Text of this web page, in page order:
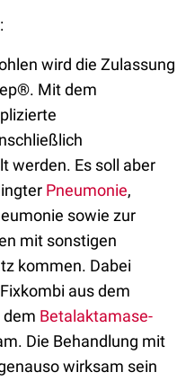
wird die Zulassung
Mit dem
werden. Es soll aber
Pneumonie,
sowie zur
mit sonstigen
kommen. Dabei
aus dem
dem Betalaktamase-
Die Behandlung mit
wirksam sein